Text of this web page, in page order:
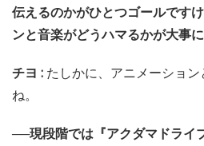
伝えるのかがひとつゴールです
ンと音楽がどうハマるかが大事に
チヨ : たしかに、アニメーショ
ね。
──現段階では『アクダマドライ